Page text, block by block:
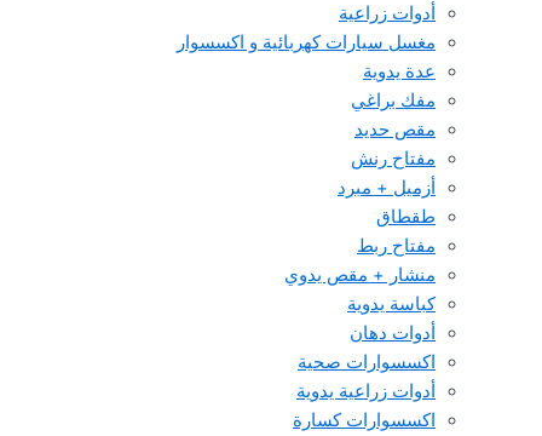
أدوات زراعية
مغسل سيارات كهربائية و اكسسوار
عدة يدوية
مفك براغي
مقص حديد
مفتاح رنش
أزميل + مبرد
طقطاق
مفتاح ربط
منشار + مقص يدوي
كباسة يدوية
أدوات دهان
اكسسوارات صحية
أدوات زراعية يدوية
اكسسوارات كسارة